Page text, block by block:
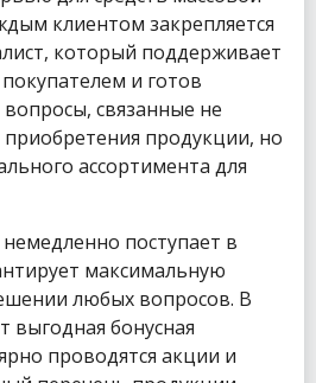
клиентом закрепляется
который поддерживает
и готов
связанные не
приобретения продукции, но
ассортимента для
поступает в
максимальную
любых вопросов. В
выгодная бонусная
проводятся акции и